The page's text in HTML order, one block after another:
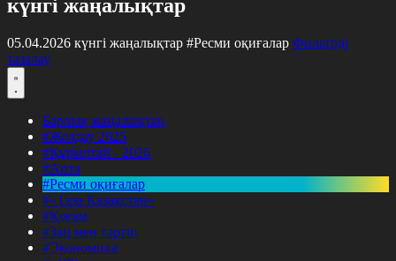
күнгі жаңалықтар
05.04.2026 күнгі жаңалықтар #Ресми оқиғалар Фильтрді
тазалау
Барлық жаңалықтар
#Жолдау 2025
#Құрылтай - 2026
#Апта
#Ресми оқиғалар
#«Таза Қазақстан»
#Қоғам
#Заң мен тәртіп
#Экономика